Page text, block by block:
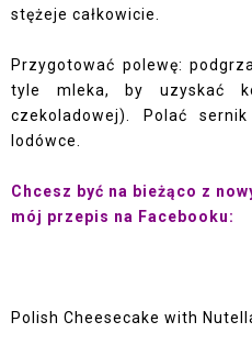
stężeje całkowicie.
Przygotować polewę:
tyle mleka, by uzyskać
czekoladowej). Polać
lodówce.
Chcesz być na bieżąco z
mój przepis na Facebooku:
Polish Cheesecake with